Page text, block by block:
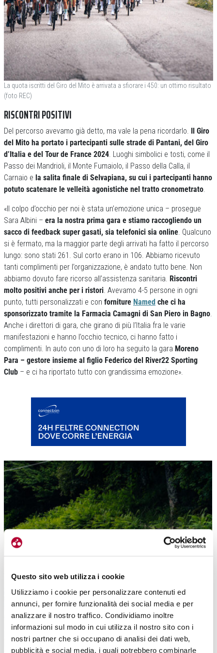
Questo sito web utilizza i cookie
Utilizziamo i cookie per personalizzare contenuti ed
annunci, per fornire funzionalità dei social media e per
analizzare il nostro traffico. Condividiamo inoltre
informazioni sul modo in cui utilizza il nostro sito con i
nostri partner che si occupano di analisi dei dati web,
pubblicità e social media, i quali potrebbero combinarle
La quota iscritti del Giro del Mito è arrivata a sfiorare i 450: un ottimo risultato
(foto REC)
RISCONTRI POSITIVI
Del percorso avevamo già detto, ma vale la pena ricordarlo.
Il Giro
del Mito ha portato i partecipanti sulle strade di Pantani, del Giro
d’Italia e del Tour de France 2024. Luoghi simbolici e tosti, come il
Passo dei Mandrioli, il Monte Fumaiolo, il Passo della Calla, il
Carnaio e la salita finale di Selvapiana, su cui i partecipanti hanno
potuto scatenare le velleità agonistiche nel tratto cronometrato.
«Il colpo d’occhio per noi è stata un’emozione unica – prosegue
Sara Albini – era la nostra prima gara e stiamo raccogliendo un
sacco di feedback super gasati, sia telefonici sia online. Qualcuno
si è fermato, ma la maggior parte degli arrivati ha fatto il percorso
lungo: sono stati 261. Sul corto erano in 106. Abbiamo ricevuto
tanti complimenti per l’organizzazione, è andato tutto bene. Non
abbiamo dovuto fare ricorso all’assistenza sanitaria. Riscontri
molto positivi anche per i ristori. Avevamo 4-5 persone in ogni
punto, tutti personalizzati e con forniture Named che ci ha
sponsorizzato tramite la Farmacia Camagni di San Piero in Bagno.
Anche i direttori di gara, che girano di più l’Italia fra le varie
manifestazioni e hanno l’occhio tecnico, ci hanno fatto i
complimenti. In auto con uno di loro ha seguito la gara Moreno
Para – gestore insieme al figlio Federico del River22 Sporting
Club – e ci ha riportato tutto con grandissima emozione».
Calla (foto REC)